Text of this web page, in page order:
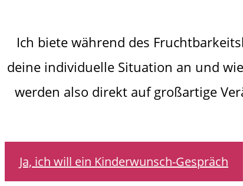
Ich biete während des
deine individuelle Situation an und
werden also direkt auf großartige
Ja, ich will ein Kinderwunsch-Gespräch